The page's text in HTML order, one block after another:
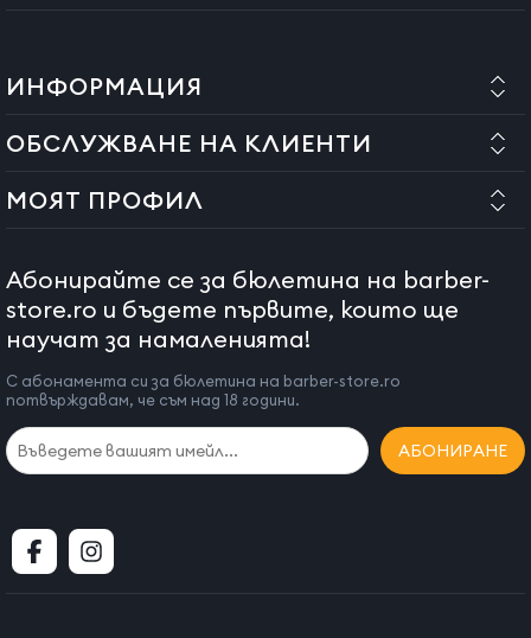
ИНФОРМАЦИЯ
ОБСЛУЖВАНЕ НА КЛИЕНТИ
МОЯТ ПРОФИЛ
Абонирайте се за бюлетина на barber-
store.ro и бъдете първите, които ще
научат за намаленията!
С абонамента си за бюлетина на barber-store.ro
потвърждавам, че съм над 18 години.
АБОНИРАНЕ